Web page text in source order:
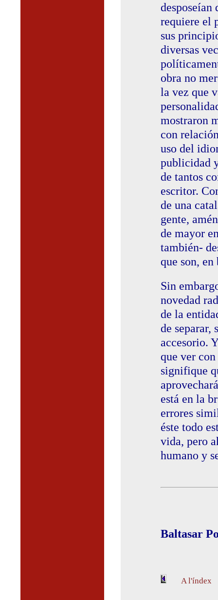
requiere el
sus
diversas
obra no
la vez que
mostraron
con
uso del
publicidad
de tantos
escritor.
de una
gente,
de mayor
también-
que son,
Sin
novedad
de la
de separar,
accesorio.
que ver con
signifique
está en la
errores
éste todo
vida, pero
humano y
Baltasar
A l'índex